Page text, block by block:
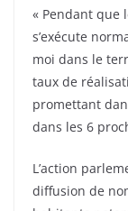
« Pendant que
s’exécute
moi dans le
taux de
promettant
dans les 6
L’action
diffusion de